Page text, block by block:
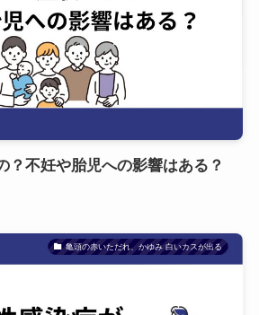
？不妊や胎児への影響はある？
亀頭の赤いただれ、かゆみ 白いカスが出る